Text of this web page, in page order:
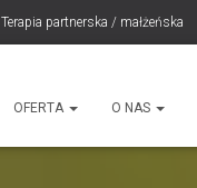
Terapia partnerska / małżeńska
OFERTA O NAS